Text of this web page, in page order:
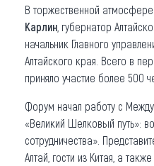
В торжественной
Карлин , губернатор
начальник Главного
Алтайского края. Всего в
приняло участие более 500
Форум начал работу с
«Великий Шелковый путь»:
сотрудничества».
Алтай, гости из Китая, а